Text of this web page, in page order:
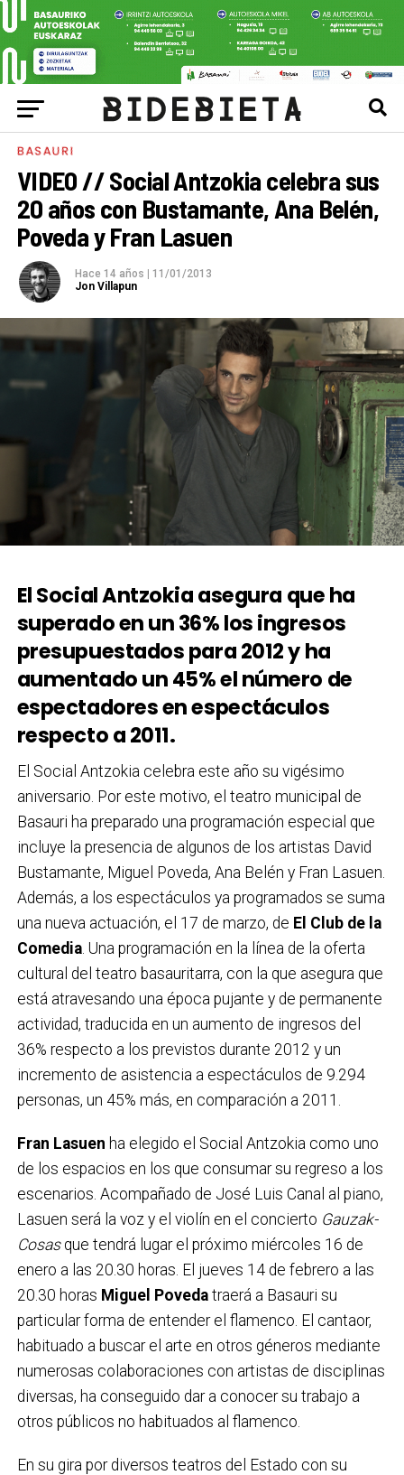
BASAURI
VIDEO // Social Antzokia celebra sus
20 años con Bustamante, Ana Belén,
Poveda y Fran Lasuen
Hace 14 años
11/01/2013
Jon Villapun
El Social Antzokia asegura que ha
superado en un 36% los ingresos
presupuestados para 2012 y ha
aumentado un 45% el número de
espectadores en espectáculos
respecto a 2011.
El Social Antzokia celebra este año su vigésimo
aniversario. Por este motivo, el teatro municipal de
Basauri ha preparado una programación especial que
incluye la presencia de algunos de los artistas David
Bustamante, Miguel Poveda, Ana Belén y Fran Lasuen.
Además, a los espectáculos ya programados se suma
una nueva actuación, el 17 de marzo, de El Club de la
Comedia. Una programación en la línea de la oferta
cultural del teatro basauritarra, con la que asegura que
está atravesando una época pujante y de permanente
actividad, traducida en un aumento de ingresos del
36% respecto a los previstos durante 2012 y un
incremento de asistencia a espectáculos de 9.294
personas, un 45% más, en comparación a 2011.
Fran Lasuen ha elegido el Social Antzokia como uno
de los espacios en los que consumar su regreso a los
escenarios. Acompañado de José Luis Canal al piano,
Lasuen será la voz y el violín en el concierto Gauzak-
Cosasque tendrá lugar el próximo miércoles 16 de
enero a las 20.30 horas. El jueves 14 de febrero a las
20.30 horas Miguel Povedatraerá a Basauri su
particular forma de entender el flamenco. El cantaor,
habituado a buscar el arte en otros géneros mediante
numerosas colaboraciones con artistas de disciplinas
diversas, ha conseguido dar a conocer su trabajo a
otros públicos no habituados al flamenco.
En su gira por diversos teatros del Estado con su